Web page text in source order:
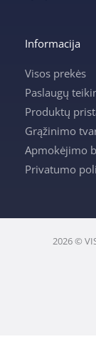
Informacija
Visos prekės
Paslaugų
Produktų
Grąžinimo
Apmokėjimo
Privatumo
2026 ©